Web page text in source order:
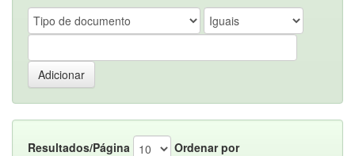
Resultados/Página
Ordenar por